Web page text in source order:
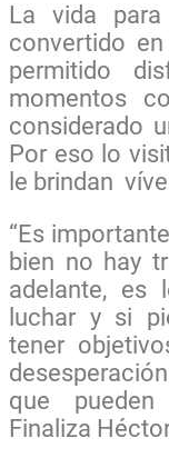
La vida
convertido
permitido
momentos
considerado
Por eso lo
le brindan
“Es
bien no hay
adelante, es
luchar y si
tener
que pueden
Finaliza